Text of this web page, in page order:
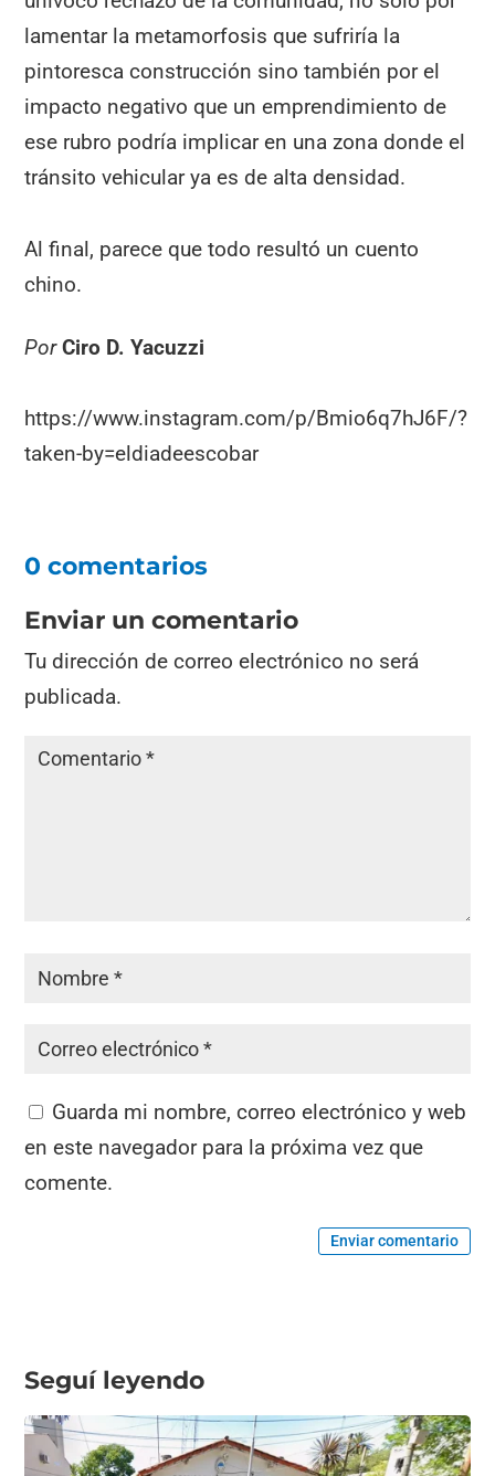
lamentar la metamorfosis que sufriría la
pintoresca construcción sino también por el
impacto negativo que un emprendimiento de
ese rubro podría implicar en una zona donde el
tránsito vehicular ya es de alta densidad.
Al final, parece que todo resultó un cuento
chino.
Por Ciro D. Yacuzzi
https://www.instagram.com/p/Bmio6q7hJ6F/?
taken-by=eldiadeescobar
0 comentarios
Enviar un comentario
Tu dirección de correo electrónico no será
publicada.
Guarda mi nombre, correo electrónico y web
en este navegador para la próxima vez que
comente.
Enviar comentario
Seguí leyendo